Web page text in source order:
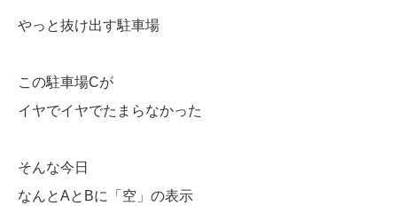
やっと抜け出す駐車場
この駐車場Cが
イヤでイヤでたまらなかった
そんな今日
なんとAとBに「空」の表示